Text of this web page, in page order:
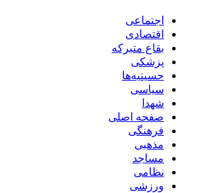
اجتماعی
اقتصادی
بقاع متبرکه
پزشکی
حسینیه‌ها
سیاسی
شهدا
صفحه اصلی
فرهنگی
مذهبی
مساجد
نظامی
ورزشی